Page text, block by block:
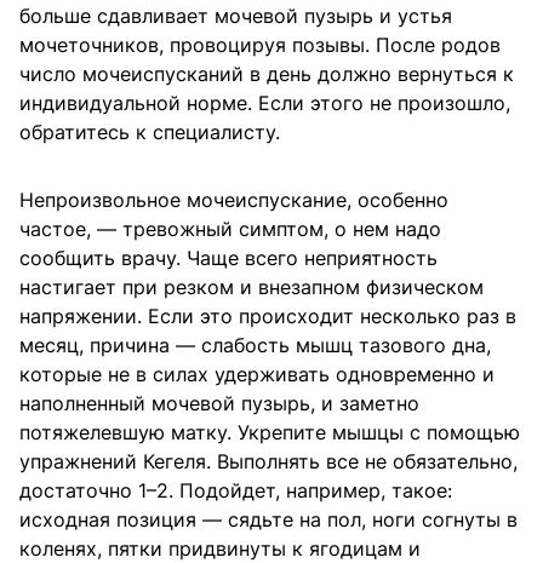
больше сдавливает мочевой пузырь и устья
мочеточников, провоцируя позывы. После родов
число мочеиспусканий в день должно вернуться к
индивидуальной норме. Если этого не произошло,
обратитесь к специалисту.
Непроизвольное мочеиспускание, особенно
частое, — тревожный симптом, о нем надо
сообщить врачу. Чаще всего неприятность
настигает при резком и внезапном физическом
напряжении. Если это происходит несколько раз в
месяц, причина — слабость мышц тазового дна,
которые не в силах удерживать одновременно и
наполненный мочевой пузырь, и заметно
потяжелевшую матку. Укрепите мышцы с помощью
упражнений Кегеля. Выполнять все не обязательно,
достаточно 1–2. Подойдет, например, такое:
исходная позиция — сядьте на пол, ноги согнуты в
коленях, пятки придвинуты к ягодицам и